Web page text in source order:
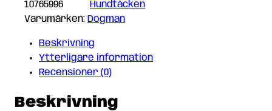
Rosa
50cm
10765996
Hundtäcken
Varumärken: Dogman
Beskrivning
Ytterligare information
Recensioner (0)
Beskrivning